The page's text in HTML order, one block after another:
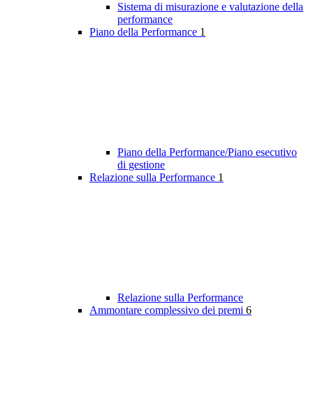
Sistema di misurazione e valutazione della
performance
Piano della Performance 1
Piano della Performance/Piano esecutivo
di gestione
Relazione sulla Performance 1
Relazione sulla Performance
Ammontare complessivo dei premi 6